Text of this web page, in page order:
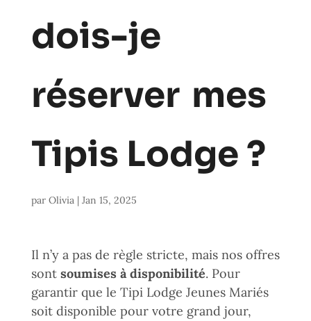
dois-je
réserver mes
Tipis Lodge ?
par Olivia| Jan 15, 2025
Il n’y a pas de règle stricte, mais nos offres
sont soumises à disponibilité. Pour
garantir que le Tipi Lodge Jeunes Mariés
soit disponible pour votre grand jour,